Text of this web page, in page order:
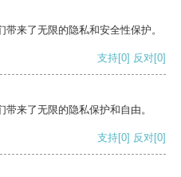
来了无限的隐私和安全性保护。
支持[0] 反对[0]
来了无限的隐私保护和自由。
支持[0] 反对[0]